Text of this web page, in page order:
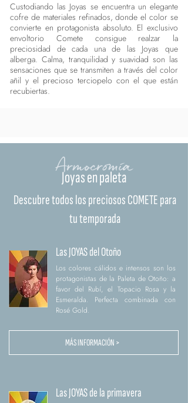
Custodiando las Joyas se encuentra un elegante
cofre de materiales refinados, donde el color se
convierte en protagonista absoluto. El exclusivo
envoltorio Comete consigue realzar la
preciosidad de cada una de las Joyas que
alberga. Calma, tranquilidad y suavidad son las
sensaciones que se transmiten a través del color
añil y el precioso terciopelo con el que están
recubiertas.
Armocromía
Joyas en paleta
Descubre todos los preciosos COMETE para
tu temporada
Las JOYAS del Otoño
Los colores cálidos e intensos son los
protagonistas de la Paleta de Otoño: a
favor del Rubí, el Topacio Rosa y la
Esmeralda. Perfecta combinada con
Rosé Gold.
MÁS INFORMACIÓN >
Las JOYAS de la primavera